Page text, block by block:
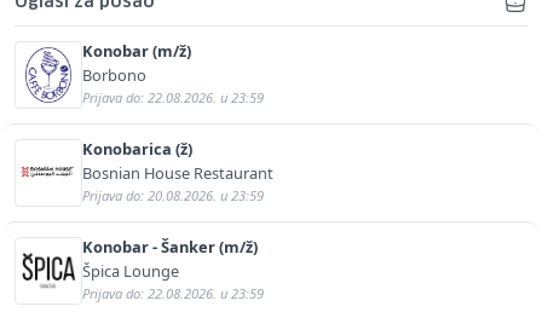
Konobar (m/ž)
Borbono
Prijava do: 22.08.2026. u 23:59
Konobarica (ž)
Bosnian House Restaurant
Prijava do: 20.08.2026. u 23:59
Konobar - Šanker (m/ž)
Špica Lounge
Prijava do: 22.08.2026. u 23:59